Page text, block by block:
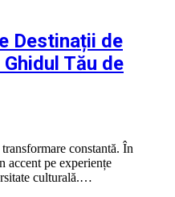
Destinații de
Tău de
constantă. În
accent pe experiențe
culturală.…